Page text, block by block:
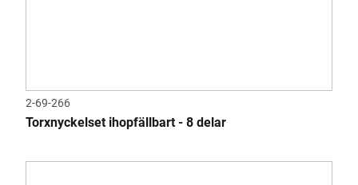
2-69-266
Torxnyckelset ihopfällbart - 8 delar